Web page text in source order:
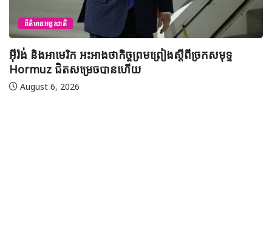
យុវសិស្សកម្ពុជា២រូបចូលរួមប្រឡងទន្ទេញគម្ពីរអាល់គូរអា
មាត់លំដាប់ពិភពលោក លើកទី៤៦ នៅទីក្រុងម៉ាក់កះ ប្រទេស
អារ៉ាប៊ីសាអូឌីត
August 7, 2026